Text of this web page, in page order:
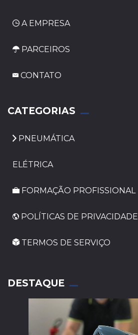
A EMPRESA
PARCEIROS
CONTATO
CATEGORIAS
PNEUMÁTICA
ELÉTRICA
FORMAÇÃO PROFISSIONAL
POLÍTICAS DE PRIVACIDADE
TERMOS DE SERVIÇO
DESTAQUE